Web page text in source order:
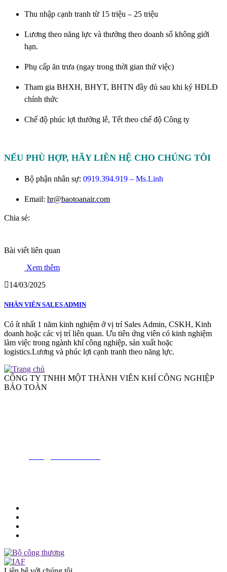
Thu nhập cạnh tranh từ 15 triệu – 25 triệu
Lương theo năng lực và thưởng theo doanh số không giới
hạn.
Phụ cấp ăn trưa (ngay trong thời gian thử việc)
Tham gia BHXH, BHYT, BHTN đầy đủ sau khi ký HĐLĐ
chính thức
Chế độ phúc lợi thưởng lễ, Tết theo chế độ Công ty
NẾU PHÙ HỢP, HÃY LIÊN HỆ CHO CHÚNG TÔI
Bộ phận nhân sự: 0919.394.919 – Ms.Linh
Email: hr@baotoanair.com
Chia sẻ:
Bài viết liên quan
Xem thêm
14/03/2025
NHÂN VIÊN SALES ADMIN
Có ít nhất 1 năm kinh nghiệm ở vị trí Sales Admin, CSKH, Kinh
doanh hoặc các vị trí liên quan. Ưu tiên ứng viên có kinh nghiệm
làm việc trong ngành khí công nghiệp, sản xuất hoặc
logistics.Lương và phúc lợi cạnh tranh theo năng lực.
CÔNG TY TNHH MỘT THÀNH VIÊN KHÍ CÔNG NGHIỆP
BẢO TOÀN